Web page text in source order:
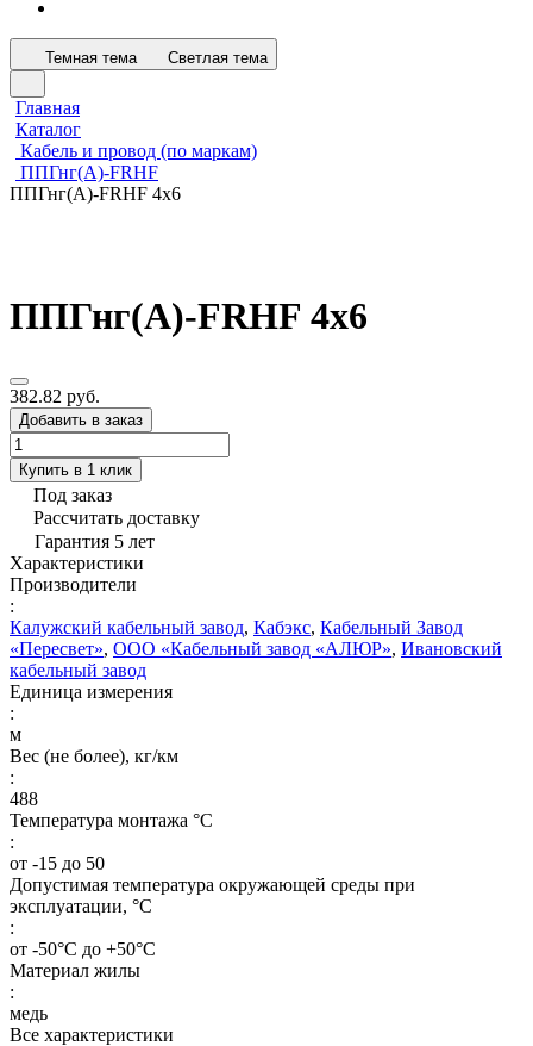
Темная тема Светлая тема
Главная
Каталог
Кабель и провод (по маркам)
ППГнг(А)-FRHF
ППГнг(А)-FRHF 4х6
ППГнг(А)-FRHF 4х6
382.82 руб.
Добавить в заказ
Купить в 1 клик
Под заказ
Рассчитать доставку
Гарантия 5 лет
Характеристики
Производители
:
Калужский кабельный завод, Кабэкс, Кабельный Завод
«Пересвет», ООО «Кабельный завод «АЛЮР», Ивановский
кабельный завод
Единица измерения
:
м
Вес (не более), кг/км
:
488
Температура монтажа °C
:
от -15 до 50
Допустимая температура окружающей среды при
эксплуатации, °C
:
от -50°С до +50°С
Материал жилы
:
медь
Все характеристики